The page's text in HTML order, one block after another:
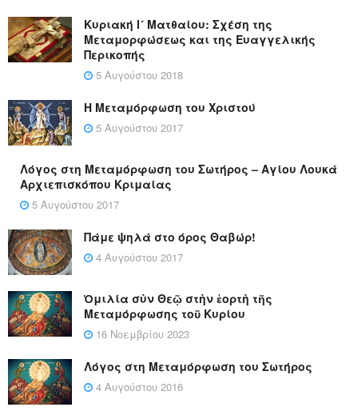
Κυριακή Ι´ Ματθαίου: Σχέση της
Μεταμορφώσεως και της Ευαγγελικής
Περικοπής
5 Αυγούστου 2018
Η Μεταμόρφωση του Χριστού
5 Αυγούστου 2017
Λόγος στη Μεταμόρφωση του Σωτήρος – Αγίου Λουκά
Αρχιεπισκόπου Κριμαίας
5 Αυγούστου 2017
Πάμε ψηλά στο όρος Θαβώρ!
4 Αυγούστου 2017
Ὁμιλία σὺν Θεῷ στὴν ἑορτὴ τῆς
Μεταμόρφωσης τοῦ Κυρίου
16 Νοεμβρίου 2023
Λόγος στη Μεταμόρφωση του Σωτήρος
4 Αυγούστου 2016